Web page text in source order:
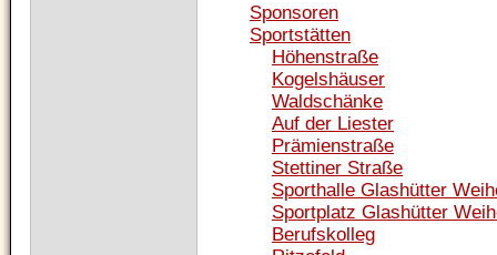
Sponsoren
Sportstätten
Höhenstraße
Kogelshäuser
Waldschänke
Auf der Liester
Prämienstraße
Stettiner Straße
Sporthalle Glashütter
Sportplatz Glashütter
Berufskolleg